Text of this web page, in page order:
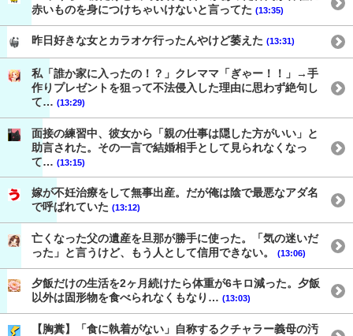
赤いものを身につけちゃいけないと言ってた (13:35)
昨日好きな女とカラオケ行ったんやけど萎えた (13:31)
私「誰か家に入ったの！？」クレママ「ぎゃー！！」→手
作りプレゼントを狙って不法侵入した理由に思わず絶句し
て… (13:29)
面接の練習中、彼女から「親の仕事は隠した方がいい」と
助言された。その一言で結婚相手として見られなくなっ
て… (13:15)
嫁が不妊治療をして無事出産。だが俺は陰で最悪なアダ名
で呼ばれていた (13:12)
亡くなった父の遺産を旦那が勝手に使った。「気の迷いだ
った」と言うけど、もう人として信用できない。
(13:06)
夕飯だけの生活を2ヶ月続けたら体重が6キロ減った。夕飯
以外は固形物を食べられなくもなり… (13:03)
【胸糞】「食に執着がない」自称するクチャラー義母の汚